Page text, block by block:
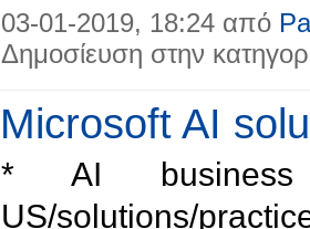
03-01-2019, 18:24 από
Δημοσίευση στην
Microsoft AI
* AI business
US/solutions/